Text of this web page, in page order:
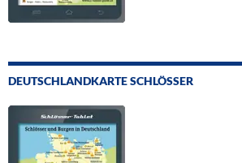
DEUTSCHLANDKARTE SCHLÖSSER